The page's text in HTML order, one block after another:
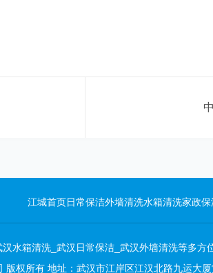
江城首页日常保洁外墙清洗水箱清洗家政保
水箱清洗_武汉日常保洁_武汉外墙清洗等多方
权所有 地址：武汉市江岸区江汉北路九运大